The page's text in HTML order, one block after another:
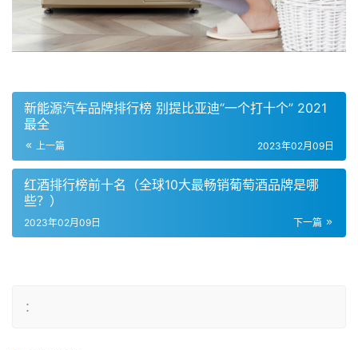
新能源汽车品牌排行榜 别提比亚迪“一个打十个” 2021
最全
上一篇 2023年02月09日
红酒排行榜前十名（全球10大最畅销葡萄酒品牌是哪
些？）
下一篇
2023年02月09日
：